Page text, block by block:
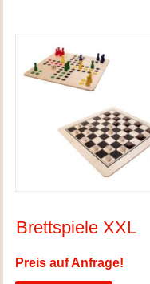
Brettspiele XXL
Preis auf Anfrage!